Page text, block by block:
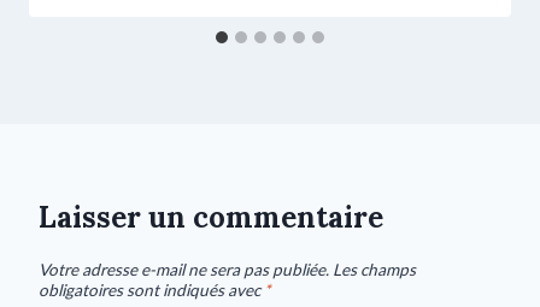
Laisser un commentaire
Votre adresse e-mail ne sera pas publiée. Les champs
obligatoires sont indiqués avec*